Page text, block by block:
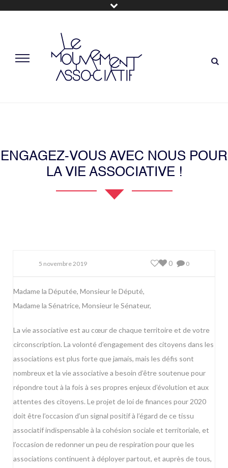
ENGAGEZ-VOUS AVEC NOUS POUR
LA VIE ASSOCIATIVE !
5 novembre 2019 0
0
Madame la Députée, Monsieur le Député,
Madame la Sénatrice, Monsieur le Sénateur,
La vie associative est au cœur de chaque territoire et de votre
circonscription. La volonté d’engagement des citoyens dans les
associations est plus forte que jamais, mais les défis sont
nombreux et la vie associative a besoin d’être soutenue pour
répondre tout à la fois à ses propres enjeux d’évolution et aux
attentes des citoyens. Le projet de loi de finances pour 2020
doit être l’occasion d’un signal positif à l’égard de ce tissu
associatif indispensable à la cohésion sociale et territoriale, et
l’occasion de redonner un peu de respiration pour que les
associations continuent à déployer partout, et auprès de tous,